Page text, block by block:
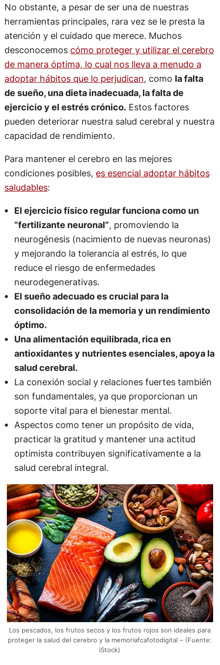
No obstante, a pesar de ser una de nuestras
herramientas principales, rara vez se le presta la
atención y el cuidado que merece. Muchos
desconocemos cómo proteger y utilizar el cerebro
de manera óptima, lo cual nos lleva a menudo a
adoptar hábitos que lo perjudican, como la falta
de sueño, una dieta inadecuada, la falta de
ejercicio y el estrés crónico.Estos factores
pueden deteriorar nuestra salud cerebral y nuestra
capacidad de rendimiento.
Para mantener el cerebro en las mejores
condiciones posibles, es esencial adoptar hábitos
saludables:
El ejercicio físico regular funciona como un
“fertilizante neuronal”, promoviendo la
neurogénesis (nacimiento de nuevas neuronas)
y mejorando la tolerancia al estrés, lo que
reduce el riesgo de enfermedades
neurodegenerativas.
El sueño adecuado es crucial para la
consolidación de la memoria y un rendimiento
óptimo.
Una alimentación equilibrada, rica en
antioxidantes y nutrientes esenciales, apoya la
salud cerebral.
La conexión social y relaciones fuertes también
son fundamentales, ya que proporcionan un
soporte vital para el bienestar mental.
Aspectos como tener un propósito de vida,
practicar la gratitud y mantener una actitud
optimista contribuyen significativamente a la
salud cerebral integral.
Los pescados, los frutos secos y los frutos rojos son ideales para
proteger la salud del cerebro y la memoriafcafotodigital – (Fuente:
iStock)